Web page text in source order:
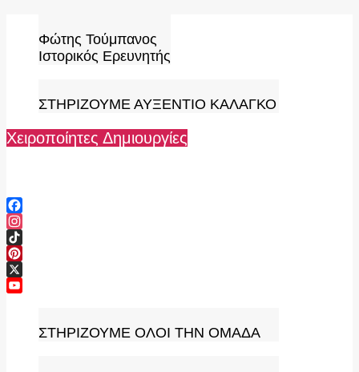
content
Φώτης Τούμπανος
Ιστορικός Ερευνητής
ΣΤΗΡΙΖΟΥΜΕ ΑΥΞΕΝΤΙΟ ΚΑΛΑΓΚΟ
Χειροποίητες Δημιουργίες
Facebook
Instagram
TikTok
Pinterest
X
ΣΤΗΡΙΖΟΥΜΕ ΟΛΟΙ ΤΗΝ ΟΜΑΔΑ